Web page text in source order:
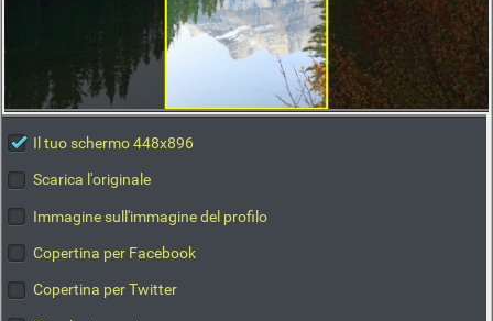
Il tuo schermo 448x896
Scarica l'originale
Immagine sull'immagine del profilo
Copertina per Facebook
Copertina per Twitter